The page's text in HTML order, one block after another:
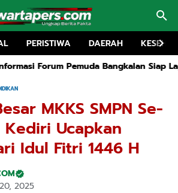
PERISTIWA DAERAH
Bangkalan Siap Lapokan Rapat Ruang
MKKS SMPN Se-
Ucapkan
Idul Fitri 1446 H
2025